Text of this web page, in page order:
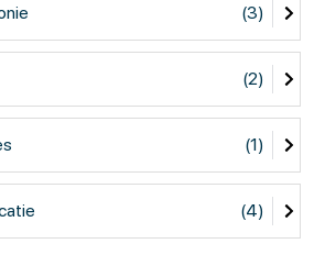
(tegenwoordig Renewi),
vanMelle (van de snoepjes). Meer
kom graag op de koffie.
is geassocieerd met Nivo in Weesp,
ICT advies-, projectmanagement- en
met meer dan 50 medewerkers.
is ook lid van de BTG (Vereniging van
(3)
(2)
(1)
(4)